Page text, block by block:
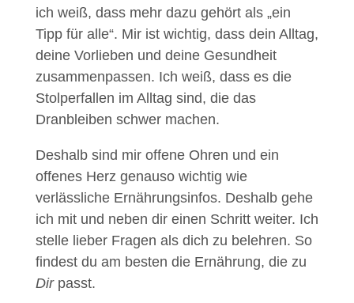
ich weiß, dass mehr dazu gehört als „ein
Tipp für alle“. Mir ist wichtig, dass dein Alltag,
deine Vorlieben und deine Gesundheit
zusammenpassen. Ich weiß, dass es die
Stolperfallen im Alltag sind, die das
Dranbleiben schwer machen.
Deshalb sind mir offene Ohren und ein
offenes Herz genauso wichtig wie
verlässliche Ernährungsinfos. Deshalb gehe
ich mit und neben dir einen Schritt weiter. Ich
stelle lieber Fragen als dich zu belehren. So
findest du am besten die Ernährung, die zu
Dirpasst.